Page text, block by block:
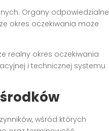
Organy odpowiedzialne
okres oczekiwania może
realny okres oczekiwania
i technicznej systemu
wśród których